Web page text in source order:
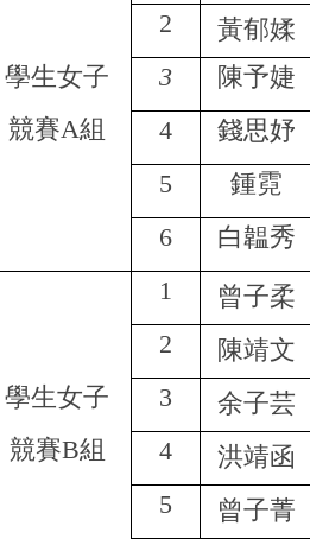
學生女子
競賽A組
2
黃郁媃
3
陳予婕
4
錢思妤
5
鍾霓
6 白韞秀
學生女子
競賽B組
1
曾子柔
2
陳靖文
3
余子芸
4
洪靖函
5
曾子菁